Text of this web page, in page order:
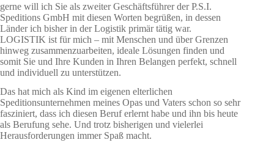
gerne will ich Sie als zweiter Geschäftsführer der P.S.I.
Speditions GmbH mit diesen Worten begrüßen, in dessen
Länder ich bisher in der Logistik primär tätig war.
LOGISTIK ist für mich – mit Menschen und über Grenzen
hinweg zusammenzuarbeiten, ideale Lösungen finden und
somit Sie und Ihre Kunden in Ihren Belangen perfekt, schnell
und individuell zu unterstützen.
Das hat mich als Kind im eigenen elterlichen
Speditionsunternehmen meines Opas und Vaters schon so sehr
fasziniert, dass ich diesen Beruf erlernt habe und ihn bis heute
als Berufung sehe. Und trotz bisherigen und vielerlei
Herausforderungen immer Spaß macht.